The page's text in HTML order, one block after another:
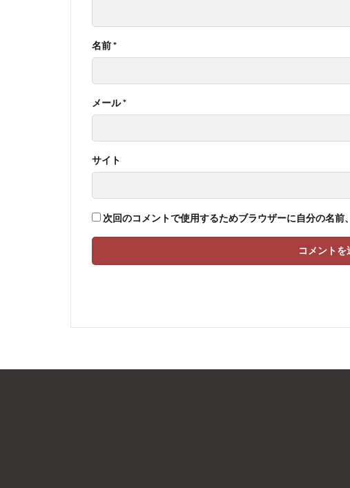
名前*
メール*
サイト
次回のコメントで使用するためブラウザーに自分の名前